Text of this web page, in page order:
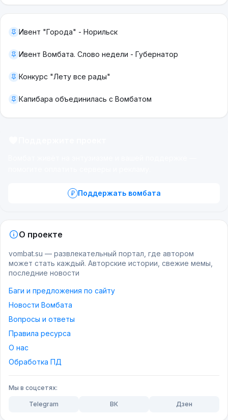
Ивент "Города" - Норильск
Ивент Вомбата. Слово недели - Губернатор
Конкурс "Лету все рады"
Капибара объединилась с Вомбатом
Поддержать вомбата
О проекте
vombat.su — развлекательный портал, где автором
может стать каждый. Авторские истории, свежие мемы,
последние новости
Баги и предложения по сайту
Новости Вомбата
Вопросы и ответы
Правила ресурса
О нас
Обработка ПД
Мы в соцсетях:
Telegram ВК Дзен